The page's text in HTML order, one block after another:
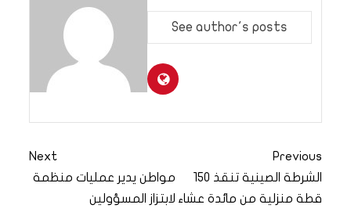
See author's posts
Previous
الشرطة الصينية تنقذ 150
قطة منزلية من مائدة عشاء
Next
مواطن يدير عمليات منظمة
لابتزاز المسؤولين